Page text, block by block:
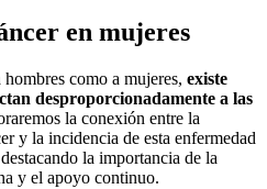
en mujeres
como a mujeres, existe
desproporcionadamente a las
la conexión entre la
y la incidencia de esta enfermedad
la importancia de la
y el apoyo continuo.